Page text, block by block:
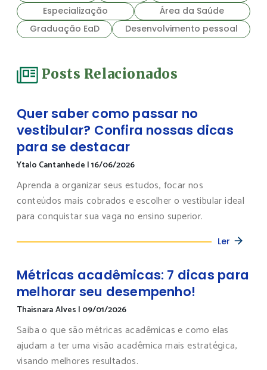
Especialização
Área da Saúde
Graduação EaD
Desenvolvimento pessoal
Posts Relacionados
Quer saber como passar no
vestibular? Confira nossas dicas
para se destacar
Ytalo Cantanhede |16/06/2026
Aprenda a organizar seus estudos, focar nos
conteúdos mais cobrados e escolher o vestibular ideal
para conquistar sua vaga no ensino superior.
Ler
Métricas acadêmicas: 7 dicas para
melhorar seu desempenho!
Thaisnara Alves | 09/01/2026
Saiba o que são métricas acadêmicas e como elas
ajudam a ter uma visão acadêmica mais estratégica,
visando melhores resultados.